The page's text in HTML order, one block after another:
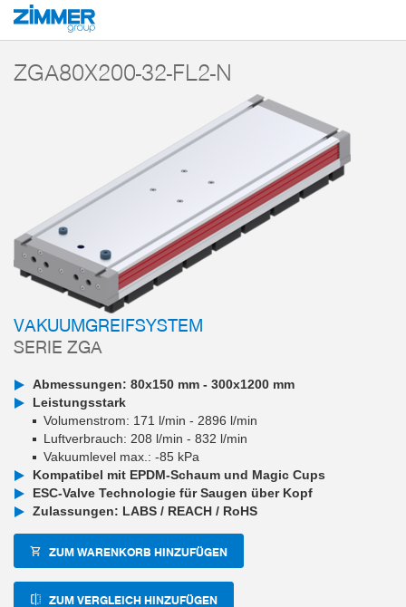
Start Produkte
ZGA80X200-32-FL2-N
VAKUUMGREIFSYSTEM
SERIE ZGA
Abmessungen: 80x150 mm - 300x1200 mm
Leistungsstark
Volumenstrom: 171 l/min - 2896 l/min
Luftverbrauch: 208 l/min - 832 l/min
Vakuumlevel max.: -85 kPa
Kompatibel mit EPDM-Schaum und Magic Cups
ESC-Valve Technologie für Saugen über Kopf
Zulassungen: LABS / REACH / RoHS
ZUM WARENKORB HINZUFÜGEN
ZUM VERGLEICH HINZUFÜGEN